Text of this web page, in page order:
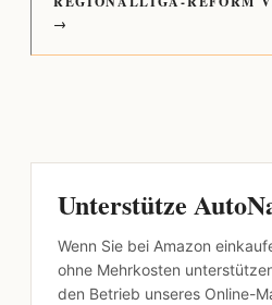
→
Unterstütze
Wenn Sie bei Amazon
ohne Mehrkosten
den Betrieb unseres Online-